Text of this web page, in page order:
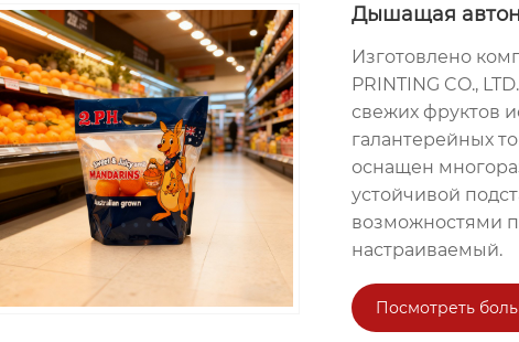
Дышащая
Изготовлено
PRINTING CO.,
свежих фруктов
галантерейных
оснащен
устойчивой
возможностями
настраиваемый.
Посмотреть